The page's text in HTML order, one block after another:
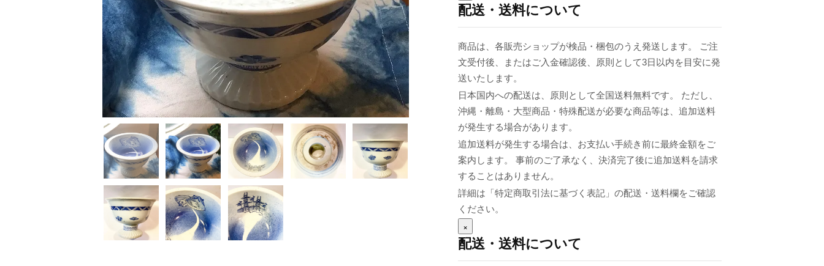
配送・送料について
商品は、各販売ショップが検品・梱包のうえ発送します。 ご注
文受付後、またはご入金確認後、原則として3日以内を目安に発
送いたします。
日本国内への配送は、原則として全国送料無料です。 ただし、
沖縄・離島・大型商品・特殊配送が必要な商品等は、追加送料
が発生する場合があります。
追加送料が発生する場合は、お支払い手続き前に最終金額をご
案内します。 事前のご了承なく、決済完了後に追加送料を請求
することはありません。
詳細は「特定商取引法に基づく表記」の配送・送料欄をご確認
ください。
×
配送・送料について